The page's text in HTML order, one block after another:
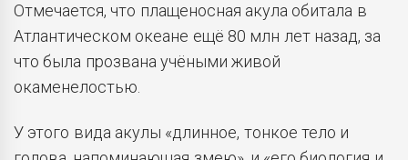
Отмечается, что плащеносная акула обитала в
Атлантическом океане ещё 80 млн лет назад, за
что была прозвана учёными живой
окаменелостью.
У этого вида акулы «длинное, тонкое тело и